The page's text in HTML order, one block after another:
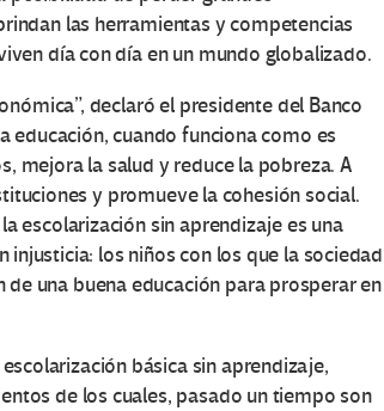
las herramientas y competencias
día con día en un mundo globalizado.
declaró el presidente del Banco
educación, cuando funciona como es
mejora la salud y reduce la pobreza. A
y promueve la cohesión social.
escolarización sin aprendizaje es una
los niños con los que la sociedad
una buena educación para prosperar en
básica sin aprendizaje,
de los cuales, pasado un tiempo son